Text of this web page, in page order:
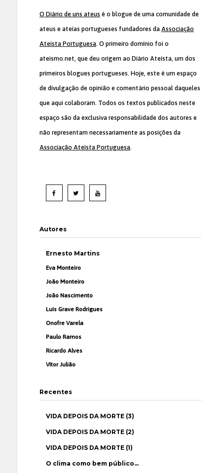
O Diário de uns ateus é o blogue de uma comunidade de
ateus e ateias portugueses fundadores da Associação
Ateísta Portuguesa. O primeiro domínio foi o
ateismo.net, que deu origem ao Diário Ateísta, um dos
primeiros blogues portugueses. Hoje, este é um espaço
de divulgação de opinião e comentário pessoal daqueles
que aqui colaboram. Todos os textos publicados neste
espaço são da exclusiva responsabilidade dos autores e
não representam necessariamente as posições da
Associação Ateísta Portuguesa.
Autores
Ernesto Martins
Eva Monteiro
João Monteiro
João Nascimento
Luís Grave Rodrigues
Onofre Varela
Paulo Ramos
Ricardo Alves
Vítor Julião
Recentes
VIDA DEPOIS DA MORTE (3)
VIDA DEPOIS DA MORTE (2)
VIDA DEPOIS DA MORTE (1)
O clima como bem público…